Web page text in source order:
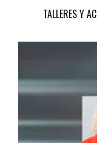
TALLERES Y